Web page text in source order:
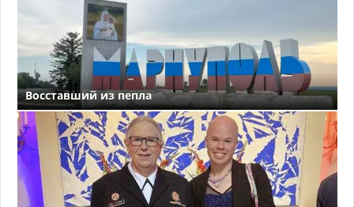
Восставший из пепла